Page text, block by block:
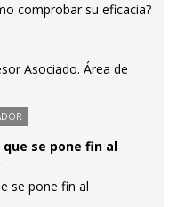
comprobar su eficacia?
Asociado. Área de
se pone fin al
se pone fin al